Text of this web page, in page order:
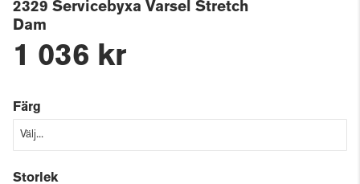
2329 Servicebyxa Varsel Stretch
Dam
1 036 kr
Färg
Storlek